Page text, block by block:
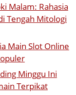
Malam: Rahasia
Tengah Mitologi
Main Slot Online
Minggu Ini
Terpikat